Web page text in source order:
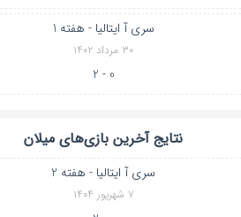
سری آ ایتالیا - هفته 1
۳۰ مرداد ۱۴۰۲
0 - 2
نتایج آخرین بازی‌های میلان
سری آ ایتالیا - هفته 2
۷ شهریور ۱۴۰۴